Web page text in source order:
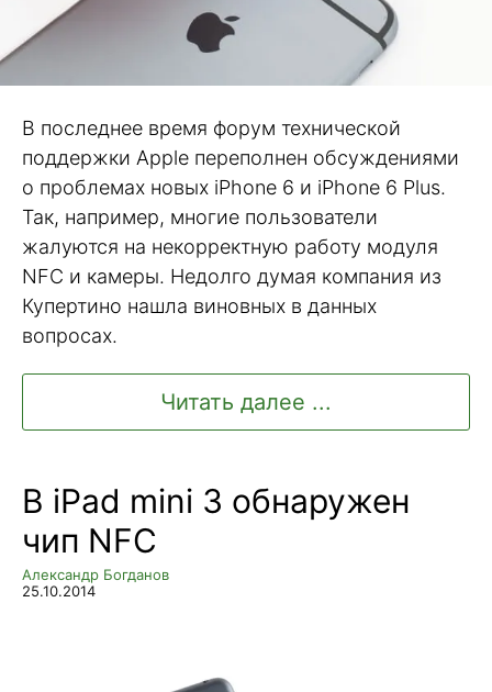
В последнее время форум технической
поддержки Apple переполнен обсуждениями
о проблемах новых iPhone 6 и iPhone 6 Plus.
Так, например, многие пользователи
жалуются на некорректную работу модуля
NFC и камеры. Недолго думая компания из
Купертино нашла виновных в данных
вопросах.
Читать далее ...
В iPad mini 3 обнаружен
чип NFC
Александр Богданов
25.10.2014